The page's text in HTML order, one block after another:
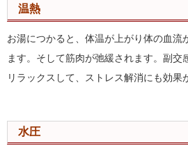
温熱
お湯につかると、体温が上がり体の血流
ます。そして筋肉が弛緩されます。副交
リラックスして、ストレス解消にも効果
水圧